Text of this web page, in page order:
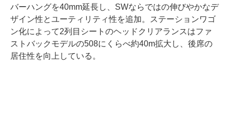
バーハングを40mm延長し、SWならではの伸びやかなデ
ザイン性とユーティリティ性を追加。ステーションワゴ
ン化によって2列目シートのヘッドクリアランスはファ
ストバックモデルの508にくらべ約40m拡大し、後席の
居住性を向上している。